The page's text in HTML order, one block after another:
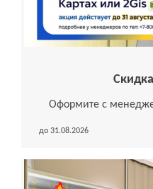
Оформите с
до 31.08.2026